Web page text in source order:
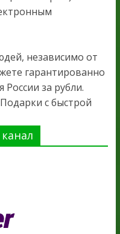
независимо от
гарантированно
России за рубли.
с быстрой